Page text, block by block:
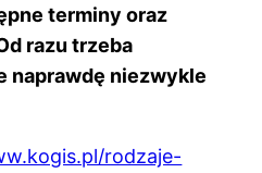
terminy oraz
razu trzeba
naprawdę niezwykle
rodzaje-